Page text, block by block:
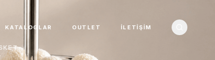
KATALOGLAR OUTLET İLETIŞIM